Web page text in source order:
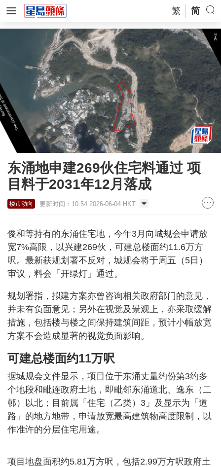
繁 简
东涌地申建269伙住宅料通过 项
目料于2031年12月落成
楼市动向 更新时间：10:54 2026-06-04 HKT
俊和等持有的东涌住宅地，今年3月向城规会申请放
宽7%高限，以兴建269伙，可建总楼面约11.6万方
呎。最新获规划署不反对，城规会将于周五（5日）
审议，料会「开绿灯」通过。
规划署指，拟建方案亦曾咨询相关政府部门的意见，
并未有负面意见；另外在视觉及景观上，亦采取缓解
措施，包括楼与楼之间保持建筑间距，预计小幅放宽
方案不会造成显著的视觉负面影响。
可建总楼面约11万呎
据城规会文件显示，项目位于东涌丈量约份第3约多
个地段和毗连政府土地，即毗邻东涌道北、逸东（二
邨）以北；目前属「住宅（乙类）3」及显示为「道
路」的地方地带，申请放宽最高建筑物高度限制，以
作准许的分层住宅用途。
项目地盘面积约5.81万方呎，包括2.99万方呎政府土